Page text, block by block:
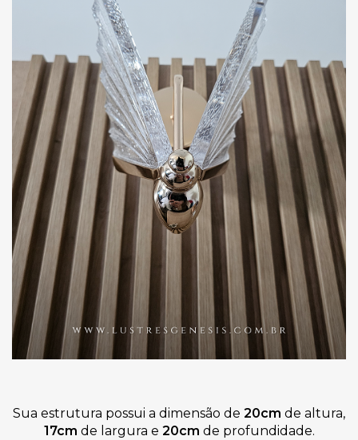
Sua estrutura possui a dimensão de 20cm de altura,
17cm de largura e 20cm de profundidade.